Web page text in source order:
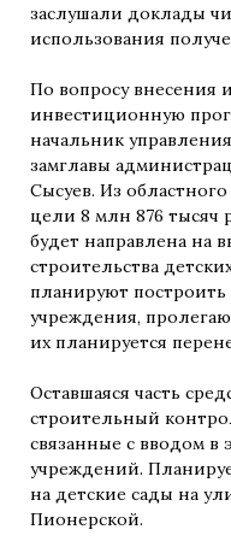
заслушали доклады
использования
По вопросу внесения
инвестиционную
начальник
замглавы
Сысуев. Из
цели 8 млн 876 тысяч
будет направлена на
строительства
планируют
учреждения,
их планируется
Оставшаяся часть
строительный
связанные с вводом в
учреждений.
на детские сады на
Пионерской.